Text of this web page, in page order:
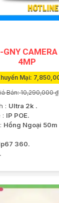
4MP
Mại:
Bán: 10,290,000 ₫
: Ultra 2k .
: IP POE.
Hồng Ngoại
360.